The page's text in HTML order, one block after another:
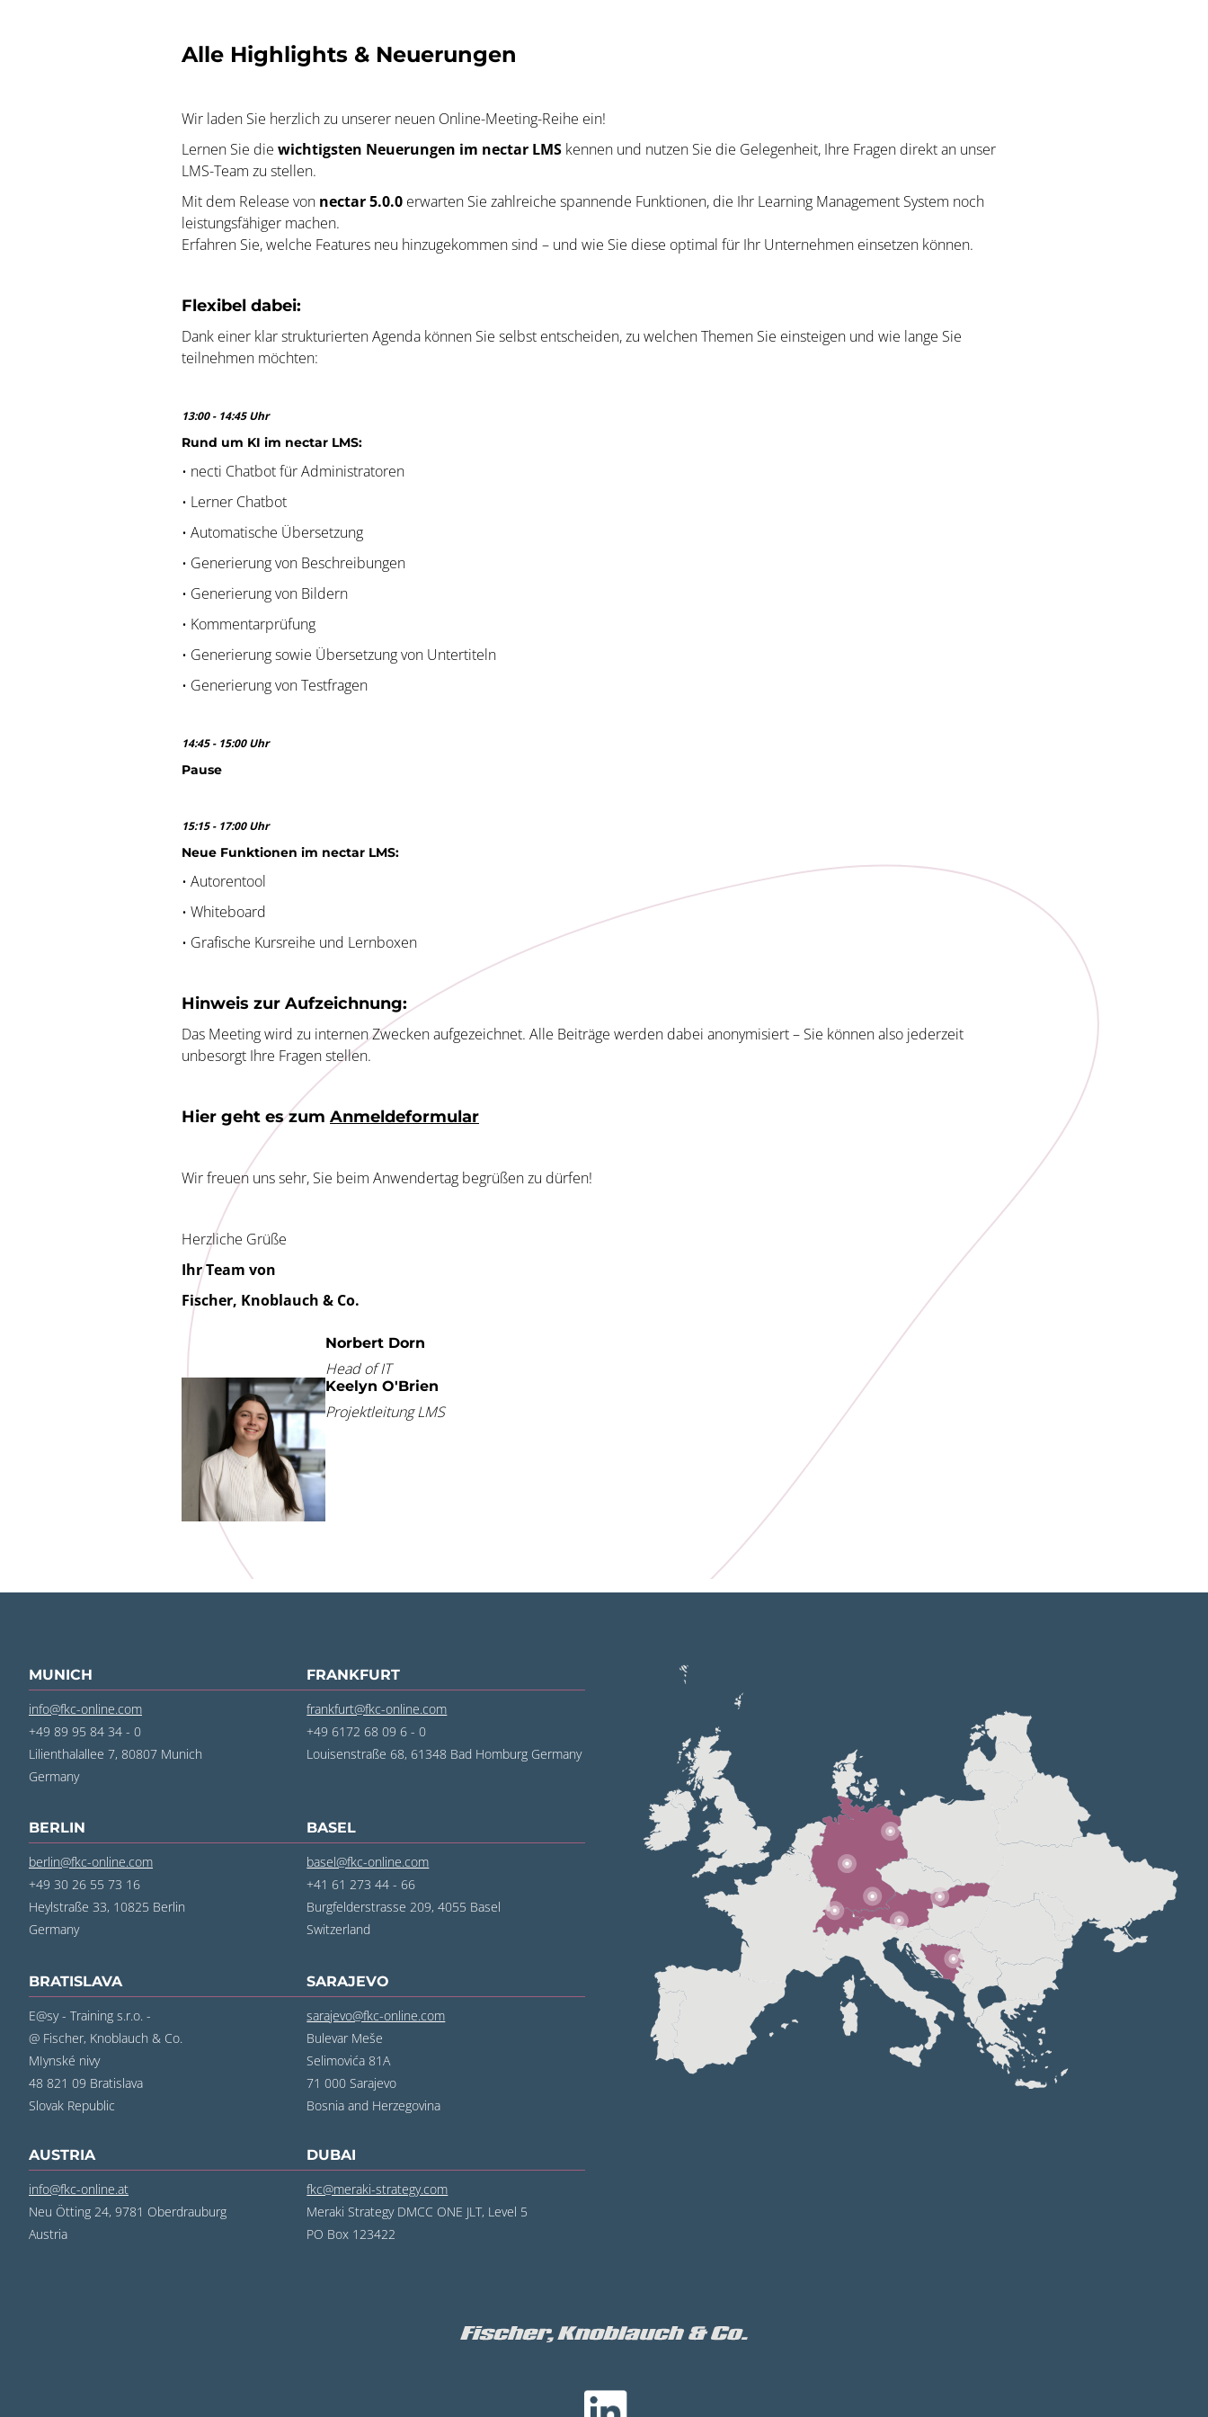
Alle Highlights & Neuerungen
Wir laden Sie herzlich zu unserer neuen Online-Meeting-Reihe ein!
Lernen Sie die wichtigsten Neuerungen im nectar LMS kennen und nutzen Sie die Gelegenheit, Ihre Fragen direkt an unser
LMS-Team zu stellen.
Mit dem Release von nectar 5.0.0 erwarten Sie zahlreiche spannende Funktionen, die Ihr Learning Management System noch
leistungsfähiger machen.
Erfahren Sie, welche Features neu hinzugekommen sind – und wie Sie diese optimal für Ihr Unternehmen einsetzen können.
Flexibel dabei:
Dank einer klar strukturierten Agenda können Sie selbst entscheiden, zu welchen Themen Sie einsteigen und wie lange Sie
teilnehmen möchten:
13:00 - 14:45 Uhr
Rund um KI im nectar LMS:
• necti Chatbot für Administratoren
• Lerner Chatbot
• Automatische Übersetzung
• Generierung von Beschreibungen
• Generierung von Bildern
• Kommentarprüfung
• Generierung sowie Übersetzung von Untertiteln
• Generierung von Testfragen
14:45 - 15:00 Uhr
Pause
15:15 - 17:00 Uhr
Neue Funktionen im nectar LMS:
• Autorentool
• Whiteboard
• Grafische Kursreihe und Lernboxen
Hinweis zur Aufzeichnung:
Das Meeting wird zu internen Zwecken aufgezeichnet. Alle Beiträge werden dabei anonymisiert – Sie können also jederzeit
unbesorgt Ihre Fragen stellen.
Hier geht es zum Anmeldeformular
Wir freuen uns sehr, Sie beim Anwendertag begrüßen zu dürfen!
Herzliche Grüße
Ihr Team von
Fischer, Knoblauch & Co.
Norbert Dorn
Head of IT
Keelyn O'Brien
Projektleitung LMS
MUNICH
info@fkc-online.com
+49 89 95 84 34 - 0
Lilienthalallee 7, 80807 Munich
Germany
FRANKFURT
frankfurt@fkc-online.com
+49 6172 68 09 6 - 0
Louisenstraße 68, 61348 Bad Homburg Germany
BERLIN
berlin@fkc-online.com
+49 30 26 55 73 16
Heylstraße 33, 10825 Berlin
Germany
BASEL
basel@fkc-online.com
+41 61 273 44 - 66
Burgfelderstrasse 209, 4055 Basel
Switzerland
BRATISLAVA
E@sy - Training s.r.o. -
@ Fischer, Knoblauch & Co.
MIynské nivy
48 821 09 Bratislava
Slovak Republic
SARAJEVO
sarajevo@fkc-online.com
Bulevar Meše
Selimovića 81A
71 000 Sarajevo
Bosnia and Herzegovina
AUSTRIA
info@fkc-online.at
Neu Ötting 24, 9781 Oberdrauburg
Austria
DUBAI
fkc@meraki-strategy.com
Meraki Strategy DMCC ONE JLT, Level 5
PO Box 123422